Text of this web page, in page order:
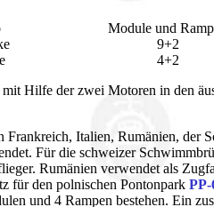
Module und
9+2
4+2
Hilfe der zwei Motoren in den
Italien, Rumänien, der
Für die schweizer
Rumänien verwendet als
für den polnischen Pontonpark PP-
und 4 Rampen bestehen. Ein